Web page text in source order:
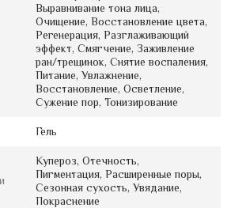
Выравнивание тона лица,
Очищение, Восстановление цвета,
Регенерация, Разглаживающий
эффект, Смягчение, Заживление
ран/трещинок, Снятие воспаления,
Питание, Увлажнение,
Восстановление, Осветление,
Сужение пор, Тонизирование
Гель
Купероз, Отечность,
Пигментация, Расширенные поры,
Сезонная сухость, Увядание,
Покраснение